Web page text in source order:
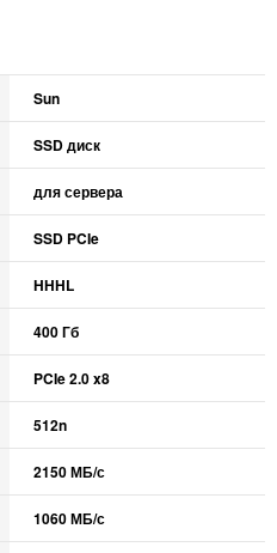
Sun
SSD диск
для сервера
SSD PCIe
HHHL
400 Гб
PCIe 2.0 x8
512n
2150 МБ/с
1060 МБ/с